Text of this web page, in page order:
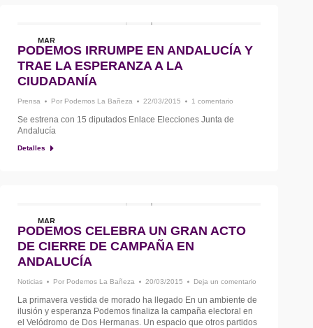
MAR
22
PODEMOS IRRUMPE EN ANDALUCÍA Y
TRAE LA ESPERANZA A LA
CIUDADANÍA
Prensa Por Podemos La Bañeza 22/03/2015 1 comentario
Se estrena con 15 diputados Enlace Elecciones Junta de
Andalucía
Detalles
MAR
20
PODEMOS CELEBRA UN GRAN ACTO
DE CIERRE DE CAMPAÑA EN
ANDALUCÍA
Noticias Por Podemos La Bañeza 20/03/2015 Deja un comentario
La primavera vestida de morado ha llegado En un ambiente de
ilusión y esperanza Podemos finaliza la campaña electoral en
el Velódromo de Dos Hermanas. Un espacio que otros partidos